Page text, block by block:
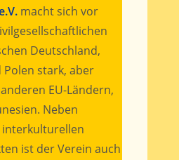
macht sich vor
Deutschland,
stark, aber
EU-Ländern,
Neben
ist der Verein auch